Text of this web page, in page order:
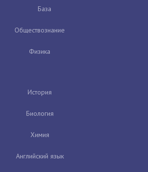
База
Обществознание
Физика
История
Биология
Химия
Английский язык